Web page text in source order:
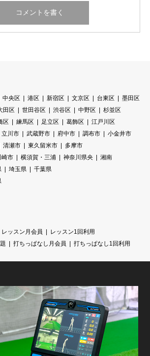
中央区 港区 新宿区 文京区 台東区
墨田区
田区 世田谷区 渋谷区 中野区
杉並区
区 練馬区 足立区 葛飾区
江戸川区
立川市 武蔵野市 府中市 調布市
小金井市
清瀬市 東久留米市
多摩市
崎市 横須賀・三浦 神奈川県央
湘南
埼玉県
千葉県
レッスン月会員
レッスン1回利用
打ちっぱなし月会員 打ちっぱなし1回利用